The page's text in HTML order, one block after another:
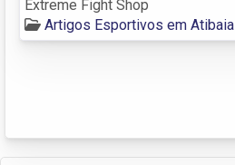
Extreme Fight Shop
Artigos Esportivos em Atibaia